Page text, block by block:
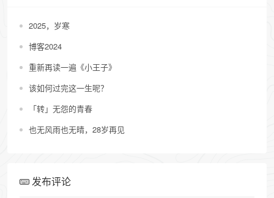
2025，岁寒
博客2024
重新再读一遍《小王子》
该如何过完这一生呢？
「转」无怨的青春
也无风雨也无晴，28岁再见
发布评论